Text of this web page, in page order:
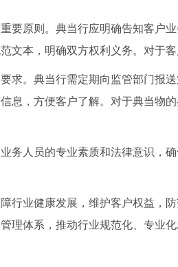
要原则。典当行应明确告知客户
文本，明确双方权利义务。对于
求。典当行需定期向监管部门报
息，方便客户了解。对于典当物
务人员的专业素质和法律意识，
行业健康发展，维护客户权益，
理体系，推动行业规范化、专业化